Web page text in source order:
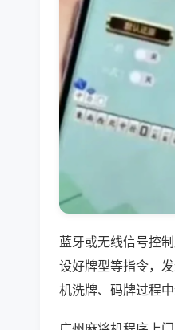
蓝牙或无线信号控
设好牌型等指令，
机洗牌、码牌过程